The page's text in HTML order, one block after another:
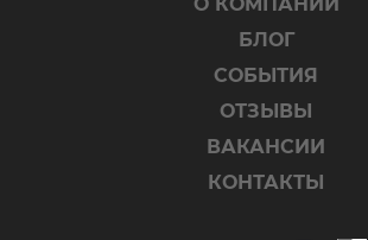
БЛОГ
СОБЫТИЯ
ОТЗЫВЫ
ВАКАНСИИ
КОНТАКТЫ